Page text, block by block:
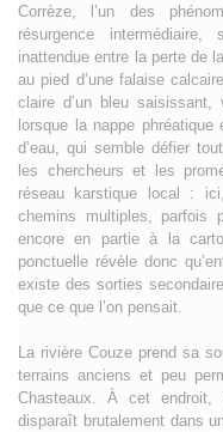
Corrèze, l’un des
résurgence
inattendue entre la perte de
au pied d’une falaise
claire d’un bleu
lorsque la nappe
d’eau, qui semble défier
les chercheurs et les
réseau karstique local :
chemins multiples, parfois
encore en partie à la
ponctuelle révèle donc
existe des sorties
que ce que l’on pensait.
La rivière Couze prend sa
terrains anciens et peu
Chasteaux. À cet
disparaît brutalement dans